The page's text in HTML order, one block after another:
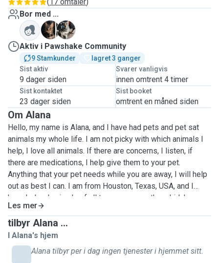
Bor med ...
D
W
Aktiv i Pawshake Community
9 Stamkunder
lagret 3 ganger
Sist aktiv
9 dager siden
Svarer vanligvis
innen omtrent 4 timer
Sist kontaktet
23 dager siden
Sist booket
omtrent en måned siden
Om Alana
Hello, my name is Alana, and I have had pets and pet sat
animals my whole life. I am not picky with which animals I
help, I love all animals. If there are concerns, I listen, if
there are medications, I help give them to your pet.
Anything that your pet needs while you are away, I will help
out as best I can. I am from Houston, Texas, USA, and I
have helped animals of all types, as a southern kid. I may
be only 20 years old, but I have always had the work ethic
and drive to provide for animals while their owners are
away. I want to insure that any pet owner can feel like their
pets are in safe hands while they are away. Pet owners
shouldn't need to feel unsafe with their pet sitter, they need
Les mer
tilbyr Alana ...
I Alana's hjem
Alana tilbyr per i dag ingen tjenester i hjemmet sitt.